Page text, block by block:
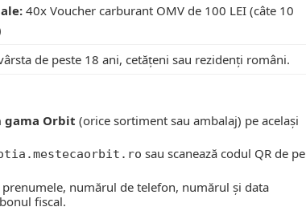
40x Voucher carburant OMV de 100 LEI (câte 10
de peste 18 ani, cetățeni sau rezidenți români.
gama Orbit (orice sortiment sau ambalaj) pe același
sau scanează codul QR de pe
numărul de telefon, numărul și data
fiscal.